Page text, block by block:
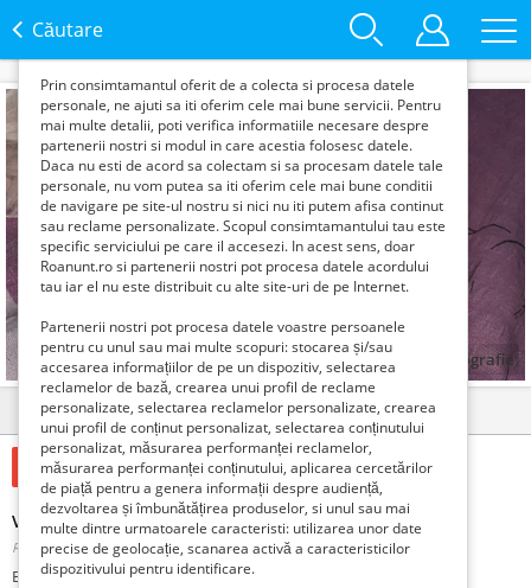
Căutare
fotografie
Detalii Contact
650 Lei
Vând bichon maltez
Romania, Suceava, Falticeni, Suceava, Publicat 6 luni în urmă
Bichon maltez, născut pe 30.11.2025,
date sunt folosite pentru analizarea traffic-ului pe site-ul
Prin consimtamantul oferit de a colecta si procesa datele
personale, ne ajuti sa iti oferim cele mai bune servicii. Pentru
mai multe detalii, poti verifica informatiile necesare despre
partenerii nostri si modul in care acestia folosesc datele.
Daca nu esti de acord sa colectam si sa procesam datele tale
personale, nu vom putea sa iti oferim cele mai bune conditii
de navigare pe site-ul nostru si nici nu iti putem afisa continut
sau reclame personalizate. Scopul consimtamantului tau este
specific serviciului pe care il accesezi. In acest sens, doar
Roanunt.ro si partenerii nostri pot procesa datele acordului
tau iar el nu este distribuit cu alte site-uri de pe Internet.
Partenerii nostri pot procesa datele voastre persoanele
pentru cu unul sau mai multe scopuri: stocarea și/sau
accesarea informațiilor de pe un dispozitiv, selectarea
reclamelor de bază, crearea unui profil de reclame
personalizate, selectarea reclamelor personalizate, crearea
unui profil de conținut personalizat, selectarea conținutului
personalizat, măsurarea performanței reclamelor,
măsurarea performanței conținutului, aplicarea cercetărilor
de piață pentru a genera informații despre audiență,
dezvoltarea și îmbunătățirea produselor, si unul sau mai
multe dintre urmatoarele caracteristi: utilizarea unor date
precise de geolocație, scanarea activă a caracteristicilor
dispozitivului pentru identificare.